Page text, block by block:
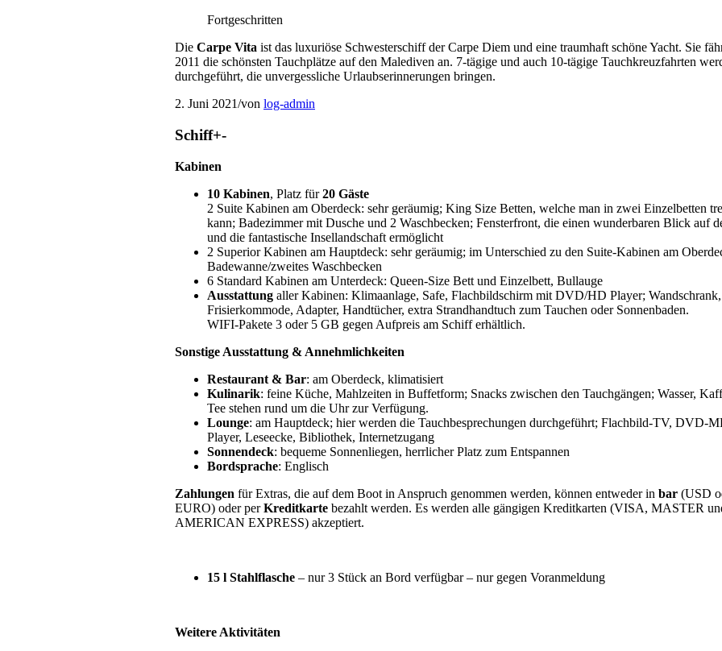
Fortgeschritten
Die Carpe Vita ist das luxuriöse Schwesterschiff der Carpe Diem und eine traumhaft schöne Yacht. Sie
2011 die schönsten Tauchplätze auf den Malediven an. 7-tägige und auch 10-tägige Tauchkreuzfahrten
durchgeführt, die unvergessliche Urlaubserinnerungen bringen.
2. Juni 2021/von log-admin
Schiff+-
Kabinen
10 Kabinen, Platz für20 Gäste
2 Suite Kabinen am Oberdeck: sehr geräumig; King Size Betten, welche man in zwei Einzelbetten
kann; Badezimmer mit Dusche und 2 Waschbecken; Fensterfront, die einen wunderbaren Blick auf
und die fantastische Insellandschaft ermöglicht
2 Superior Kabinen am Hauptdeck: sehr geräumig; im Unterschied zu den Suite-Kabinen am
Badewanne/zweites Waschbecken
6 Standard Kabinen am Unterdeck: Queen-Size Bett und Einzelbett, Bullauge
Ausstattung aller Kabinen: Klimaanlage, Safe, Flachbildschirm mit DVD/HD Player; Wandschrank,
Frisierkommode, Adapter, Handtücher, extra Strandhandtuch zum Tauchen oder Sonnenbaden.
WIFI-Pakete 3 oder 5 GB gegen Aufpreis am Schiff erhältlich.
Sonstige Ausstattung & Annehmlichkeiten
Restaurant & Bar: am Oberdeck, klimatisiert
Kulinarik: feine Küche, Mahlzeiten in Buffetform; Snacks zwischen den Tauchgängen; Wasser,
Tee stehen rund um die Uhr zur Verfügung.
Lounge: am Hauptdeck; hier werden die Tauchbesprechungen durchgeführt; Flachbild-TV, DVD-
Player, Leseecke, Bibliothek, Internetzugang
Sonnendeck: bequeme Sonnenliegen, herrlicher Platz zum Entspannen
Bordsprache: Englisch
Zahlungen für Extras, die auf dem Boot in Anspruch genommen werden, können entweder in bar (USD
EURO) oder per Kreditkarte bezahlt werden. Es werden alle gängigen Kreditkarten (VISA, MASTER u
AMERICAN EXPRESS) akzeptiert.
15 l Stahlflasche – nur 3 Stück an Bord verfügbar – nur gegen Voranmeldung
Weitere Aktivitäten